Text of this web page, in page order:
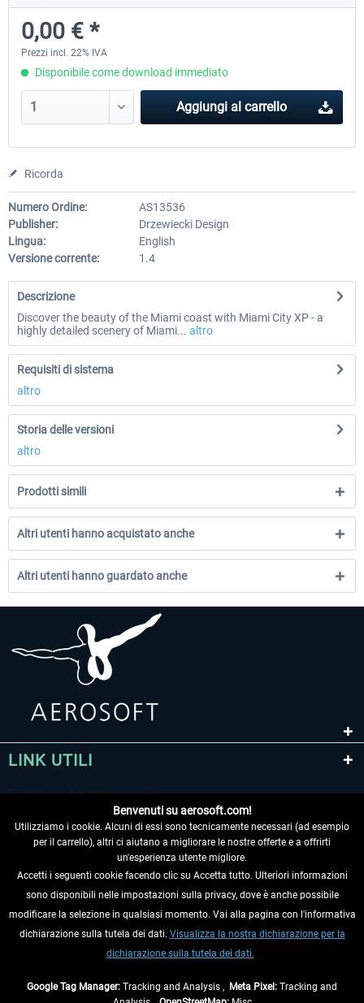
45,70 € *
0,00 € *
Prezzi incl. 22% IVA
Disponibile come download immediato
Aggiungi al carrello
Ricorda
Numero Ordine:
AS13536
Publisher:
Drzewiecki Design
Lingua:
English
Versione corrente:
1.4
Descrizione
Discover the beauty of the Miami coast with Miami City XP - a
highly detailed scenery of Miami... altro
Requisiti di sistema
altro
Storia delle versioni
altro
Prodotti simili
Altri utenti hanno acquistato anche
Altri utenti hanno guardato anche
LINK UTILI
RECEDERE DAL CONTRATTO
INFORMAZIONI
Benvenuti su aerosoft.com!
Utilizziamo i cookie. Alcuni di essi sono tecnicamente necessari (ad esempio
per il carrello), altri ci aiutano a migliorare le nostre offerte e a offrirti
un'esperienza utente migliore.
Accetti i seguenti cookie facendo clic su Accetta tutto. Ulteriori informazioni
sono disponibili nelle impostazioni sulla privacy, dove è anche possibile
modificare la selezione in qualsiasi momento. Vai alla pagina con l'informativa
dichiarazione sulla tutela dei dati. Visualizza la nostra dichiarazione per la
dichiarazione sulla tutela dei dati.
Google Tag Manager: Tracking and Analysis , Meta Pixel: Tracking and